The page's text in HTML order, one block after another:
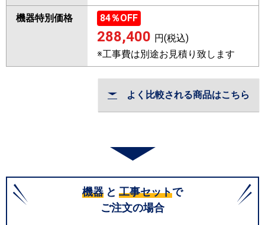
機器特別価格 84％OFF
288,400 円(税込)
※工事費は別途お見積り致します
よく比較される商品はこちら
機器 と 工事セットで
ご注文の場合